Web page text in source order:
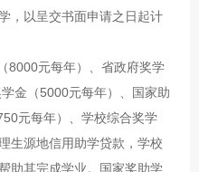
，以呈交书面申请之日起计
8000元每年）、省政府奖学
金（5000元每年）、国家助
元每年）、学校综合奖学
生源地信用助学贷款，学校
助其完成学业。国家奖助学